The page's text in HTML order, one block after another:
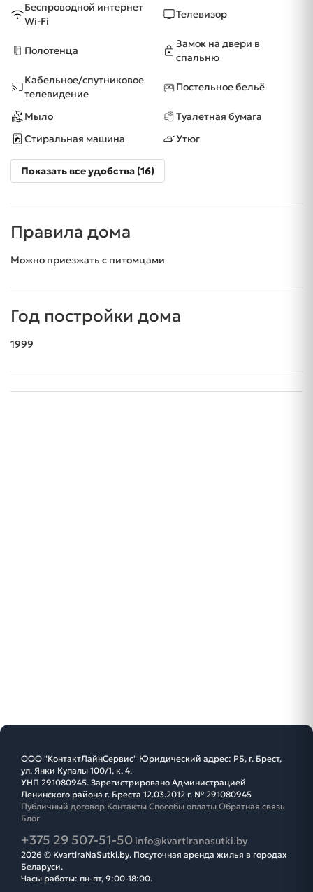
Беспроводной интернет
Wi-Fi
Телевизор
Полотенца
Замок на двери в
спальню
Кабельное/спутниковое
телевидение
Постельное бельё
Мыло
Туалетная бумага
Стиральная машина
Утюг
Показать все удобства (16)
Правила дома
Можно приезжать с питомцами
Год постройки дома
1999
ООО "КонтактЛайнСервис" Юридический адрес: РБ, г. Брест,
ул. Янки Купалы 100/1, к. 4.
УНП 291080945. Зарегистрировано Администрацией
Ленинского района г. Бреста 12.03.2012 г. № 291080945
Публичный договор Контакты Способы оплаты Обратная связь
Блог
+375 29 507-51-50 info@kvartiranasutki.by
2026 © KvartiraNaSutki.by. Посуточная аренда жилья в городах
Беларуси.
Часы работы: пн-пт, 9:00-18:00.